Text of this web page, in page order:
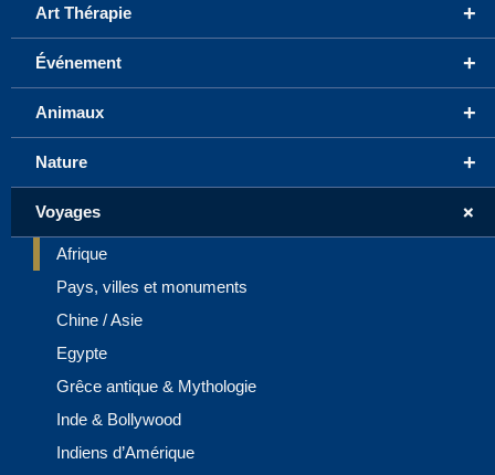
+
Art Thérapie
+
Événement
+
Animaux
+
Nature
+
Voyages
Afrique
Pays, villes et monuments
Chine / Asie
Egypte
Grêce antique & Mythologie
Inde & Bollywood
Indiens d’Amérique